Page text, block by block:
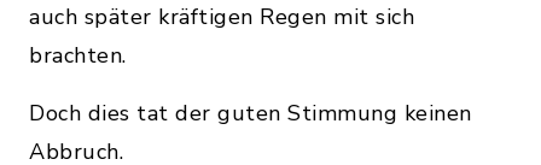
auch später kräftigen Regen mit sich
brachten.
Doch dies tat der guten Stimmung keinen
Abbruch.